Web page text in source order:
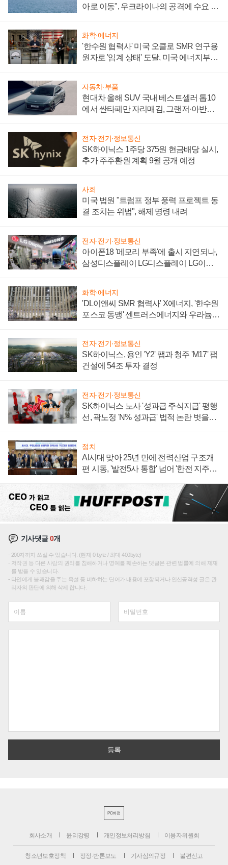
아로 이동", 우크라이나의 공격에 수요 늘
화학·에너지
'한수원 협력사' 미국 오클로 SMR 연구용
원자로 '임계 상태' 도달, 미국 에너지부
자동차·부품
현대차 올해 SUV 국내 베스트셀러 톱10
에서 싼타페만 자리매김, 그랜저·아반떼
전자·전기·정보통신
SK하이닉스 1주당 375원 현금배당 실시,
추가 주주환원 계획 9월 공개 예정
사회
미국 법원 "트럼프 정부 풍력 프로젝트 동
결 조치는 위법", 해제 명령 내려
전자·전기·정보통신
아이폰18 '메모리 부족'에 출시 지연되나,
삼성디스플레이 LG디스플레이 LG이노
화학·에너지
'DL이앤씨 SMR 협력사' X에너지, '한수원
포스코 동맹' 센트러스에너지와 우라늄
전자·전기·정보통신
SK하이닉스, 용인 'Y2' 팹과 청주 'M17' 팹
건설에 54조 투자 결정
전자·전기·정보통신
SK하이닉스 노사 '성과급 주식지급' 평행
선, 곽노정 'N% 성과급' 법적 논란 벗을지
정치
AI시대 맞아 25년 만에 전력산업 구조개
편 시동, '발전5사 통합' 넘어 '한전 지주사'
기사댓글0개
200자까지 쓰실 수 있습니다. (현재 0 byte / 최대 400byte)
저작권 등 다른 사람의 권리를 침해하거나 명예를 훼손하는 댓글은 관련 법률에 의해 제재
를 받을 수 있습니다.
타인에게 불쾌감을 주는 욕설 등 비하하는 단어가 내용에 포함되거나 인신공격성 글은 관
리자의 판단에 의해 삭제 합니다.
PC버전
회사소개 윤리강령 개인정보처리방침 이용자위원회
청소년보호정책 정정·반론보도 기사심의규정 불편신고